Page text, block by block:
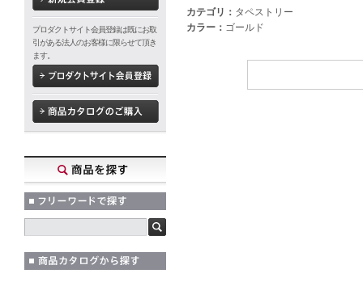
プロダクトサイト会員登録は既にお取
引がある法人のお客様に限らせて頂き
ます。
カテゴリ： タペストリー
カラー： ゴールド